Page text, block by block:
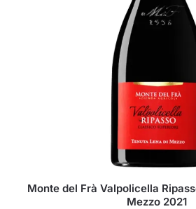
Monte del Frà Valpolicella
Mezzo 2021